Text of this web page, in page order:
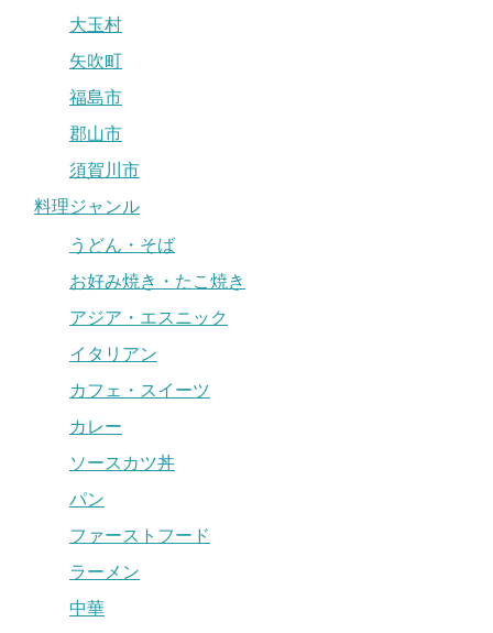
大玉村
矢吹町
福島市
郡山市
須賀川市
料理ジャンル
うどん・そば
お好み焼き・たこ焼き
アジア・エスニック
イタリアン
カフェ・スイーツ
カレー
ソースカツ丼
パン
ファーストフード
ラーメン
中華